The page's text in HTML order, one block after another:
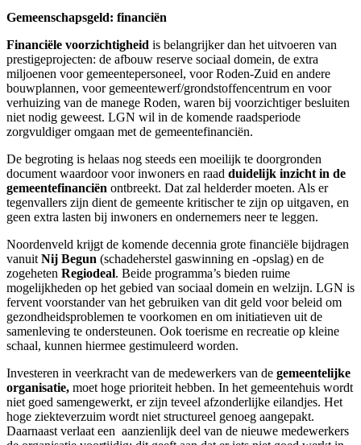
Gemeenschapsgeld: financiën
Financiële voorzichtigheid is belangrijker dan het uitvoeren van
prestigeprojecten: de afbouw reserve sociaal domein, de extra
miljoenen voor gemeentepersoneel, voor Roden-Zuid en andere
bouwplannen, voor gemeentewerf/grondstoffencentrum en voor
verhuizing van de manege Roden, waren bij voorzichtiger besluiten
niet nodig geweest. LGN wil in de komende raadsperiode
zorgvuldiger omgaan met de gemeentefinanciën.
De begroting is helaas nog steeds een moeilijk te doorgronden
document waardoor voor inwoners en raad duidelijk inzicht in de
gemeentefinanciën ontbreekt. Dat zal helderder moeten. Als er
tegenvallers zijn dient de gemeente kritischer te zijn op uitgaven, en
geen extra lasten bij inwoners en ondernemers neer te leggen.
Noordenveld krijgt de komende decennia grote financiële bijdragen
vanuit Nij Begun (schadeherstel gaswinning en -opslag) en de
zogeheten Regiodeal. Beide programma’s bieden ruime
mogelijkheden op het gebied van sociaal domein en welzijn. LGN is
fervent voorstander van het gebruiken van dit geld voor beleid om
gezondheidsproblemen te voorkomen en om initiatieven uit de
samenleving te ondersteunen. Ook toerisme en recreatie op kleine
schaal, kunnen hiermee gestimuleerd worden.
Investeren in veerkracht van de medewerkers van de gemeentelijke
organisatie, moet hoge prioriteit hebben. In het gemeentehuis wordt
niet goed samengewerkt, er zijn teveel afzonderlijke eilandjes. Het
hoge ziekteverzuim wordt niet structureel genoeg aangepakt.
Daarnaast verlaat een aanzienlijk deel van de nieuwe medewerkers